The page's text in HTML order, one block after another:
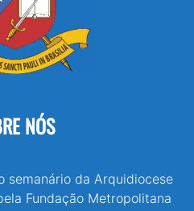
NÓS
semanário da Arquidiocese
Fundação Metropolitana